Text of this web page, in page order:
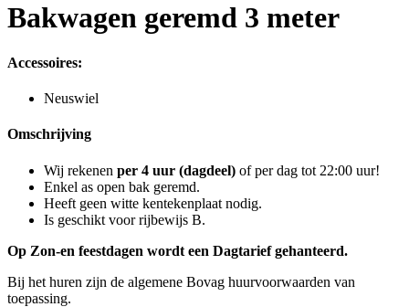
Bakwagen geremd 3 meter
Accessoires:
Neuswiel
Omschrijving
Wij rekenen per 4 uur (dagdeel) of per dag tot 22:00 uur!
Enkel as open bak geremd.
Heeft geen witte kentekenplaat nodig.
Is geschikt voor rijbewijs B.
Op Zon-en feestdagen wordt een Dagtarief gehanteerd.
Bij het huren zijn de algemene Bovag huurvoorwaarden van
toepassing.